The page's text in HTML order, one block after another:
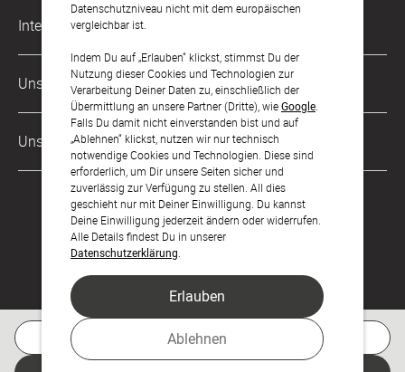
Datenschutzniveau nicht mit dem europäischen
vergleichbar ist.
Indem Du auf „Erlauben“ klickst, stimmst Du der
Nutzung dieser Cookies und Technologien zur
Verarbeitung Deiner Daten zu, einschließlich der
Übermittlung an unsere Partner (Dritte), wieGoogle
Falls Du damit nicht einverstanden bist und auf
„Ablehnen“ klickst, nutzen wir nur technisch
notwendige Cookies und Technologien. Diese sind
erforderlich, um Dir unsere Seiten sicher und
zuverlässig zur Verfügung zu stellen. All dies
geschieht nur mit Deiner Einwilligung. Du kannst
Deine Einwilligung jederzeit ändern oder widerrufen.
Alle Details findest Du in unserer
Datenschutzerklärung
Ablehnen
Erlauben
Kostenlose Musterkarte
Impressum
AGB & Widerrufsrecht
Zahlung & Versand
Datenschutz
Barrierefreiheitserklärung
LLM's
Musterkarten
Digitale Gästelisten
FAQ & Hilfe
International
Österreich
Schweiz
Frankreich
Unsere Zahlungsarten
Unsere Partner
Feier den Moment.